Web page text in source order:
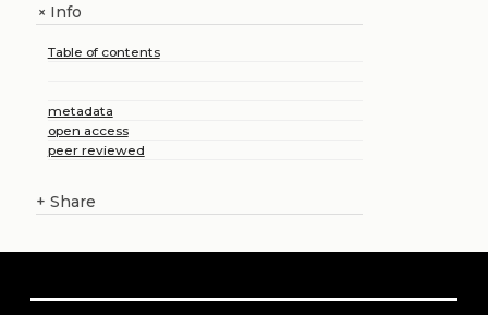
+Info
Table of contents
metadata
open access
peer reviewed
+ Share